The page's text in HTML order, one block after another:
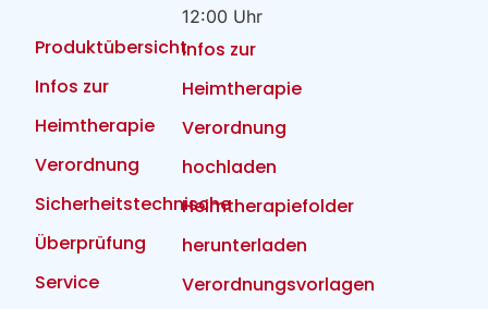
Produktübersicht
Infos zur
Heimtherapie
Verordnung
Sicherheitstechnische
Überprüfung
Service
12:00 Uhr
Infos zur
Heimtherapie
Verordnung
hochladen
Heimtherapiefolder
herunterladen
Verordnungsvorlagen